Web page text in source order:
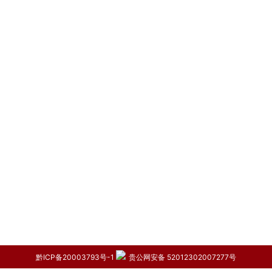
黔ICP备20003793号-1 贵公网安备 52012302007277号